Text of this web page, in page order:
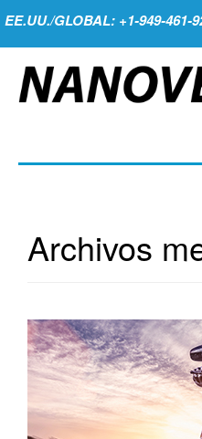
EE.UU./GLOBAL: +1-949-461-
Archivos